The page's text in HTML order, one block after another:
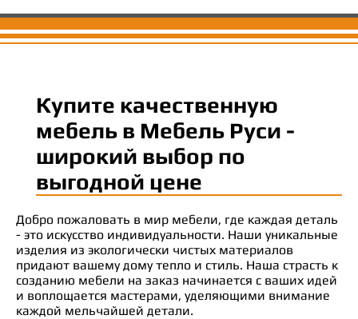
Купите качественную
мебель в Мебель Руси -
широкий выбор по
выгодной цене
Добро пожаловать в мир мебели, где каждая деталь
- это искусство индивидуальности. Наши уникальные
изделия из экологически чистых материалов
придают вашему дому тепло и стиль. Наша страсть к
созданию мебели на заказ начинается с ваших идей
и воплощается мастерами, уделяющими внимание
каждой мельчайшей детали.